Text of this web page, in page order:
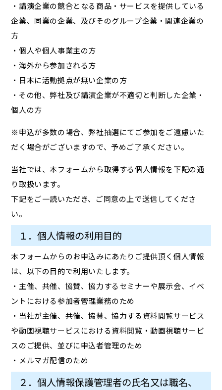
・講演企業の競合となる商品・サービスを提供している
企業、同業の企業、及びそのグループ企業・関連企業の
方
・個人や個人事業主の方
・海外から参加される方
・日本に活動拠点が無い企業の方
・その他、弊社及び講演企業が不適切と判断した企業・
個人の方
※申込が多数の場合、弊社抽選にてご参加をご遠慮いた
だく場合がございますので、予めご了承ください。
当社では、本フォームから取得する個人情報を下記の通
り取扱います。
下記をご一読いただき、ご同意の上で送信してくださ
い。
１．個人情報の利用目的
本フォームからのお申込みにあたりご提供頂く個人情報
は、以下の目的で利用いたします。
・主催、共催、協賛、協力するセミナーや展示会、イベ
ントにおける参加者管理業務のため
・当社が主催、共催、協賛、協力する資料閲覧サービス
や動画視聴サービスにおける資料閲覧・動画視聴サービ
スのご提供、並びに申込者管理のため
・メルマガ配信のため
２．個人情報保護管理者の氏名又は職名、